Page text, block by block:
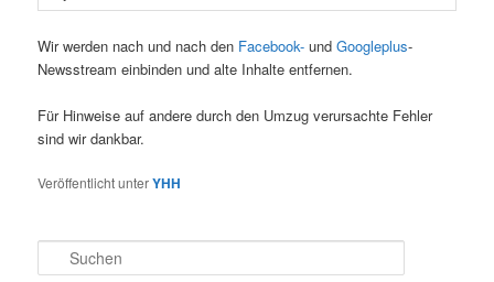
Wir werden nach und nach den Facebook- undGoogleplus-
Newsstream einbinden und alte Inhalte entfernen.
Für Hinweise auf andere durch den Umzug verursachte Fehler
sind wir dankbar.
Veröffentlicht unterYHH
u